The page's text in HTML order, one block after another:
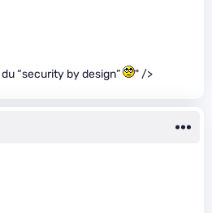
“security by design” " />